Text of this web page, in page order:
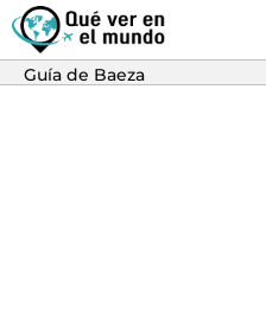
Guía de Baeza